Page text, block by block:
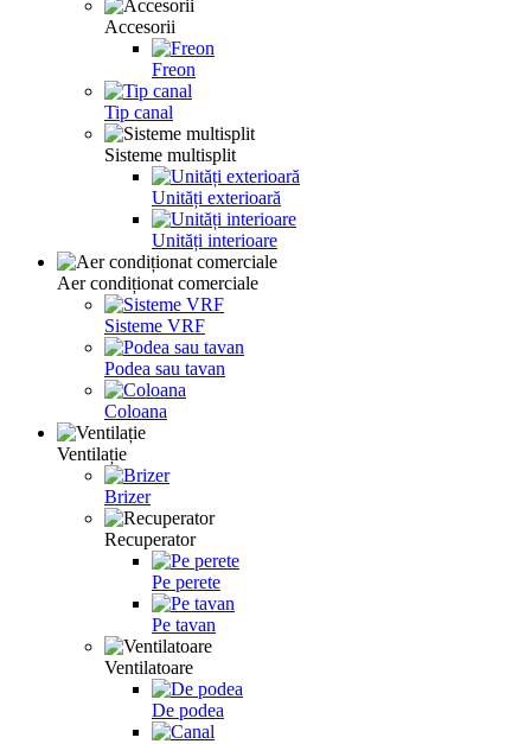
Accesorii
Freon
Tip canal
Sisteme multisplit
Unități exterioară
Unități interioare
Aer condiționat comerciale
Sisteme VRF
Podea sau tavan
Coloana
Ventilație
Brizer
Recuperator
Pe perete
Pe tavan
Ventilatoare
De podea